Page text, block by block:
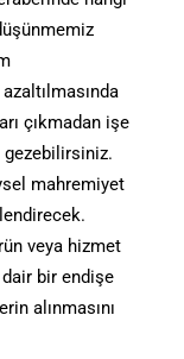
çıkmadan işe
gezebilirsiniz.
mahremiyet
veya hizmet
bir endişe
alınmasını